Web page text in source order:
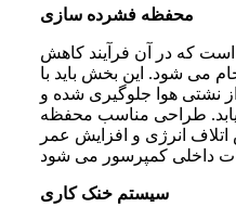
محفظه فشرده سازی
که در آن فرآیند کاهش
می شود. این بخش باید با
نشتی هوا جلوگیری شده و
یابد. طراحی مناسب محفظه
انرژی و افزایش عمر
سیستم خنک کاری